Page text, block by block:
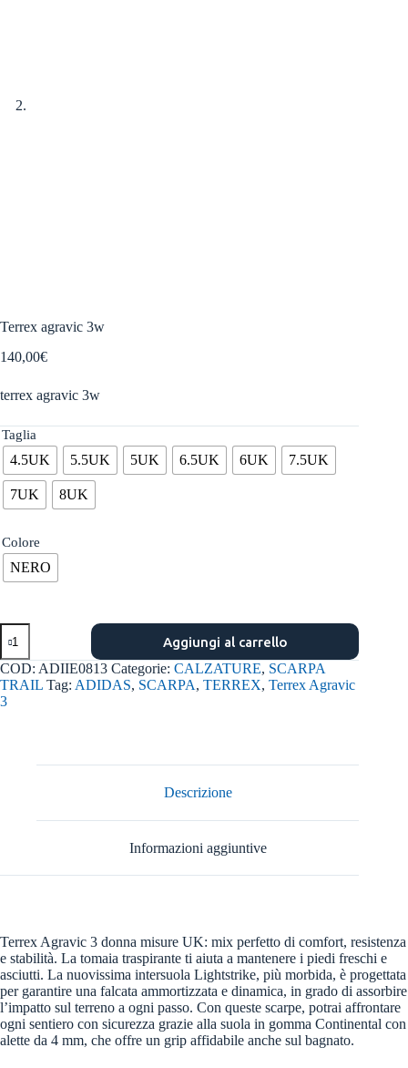
Terrex agravic 3w
140,00€
terrex agravic 3w
Taglia
4.5UK 5.5UK 5UK 6.5UK 6UK 7.5UK
7UK 8UK
Colore
NERO
Terrex
agravic
3w
quantità
Aggiungi al carrello
COD: ADIIE0813 Categorie: CALZATURE, SCARPA
TRAIL Tag: ADIDAS, SCARPA, TERREX, Terrex Agravic
3
Descrizione
Informazioni aggiuntive
Terrex Agravic 3 donna misure UK: mix perfetto di comfort, resistenza
e stabilità. La tomaia traspirante ti aiuta a mantenere i piedi freschi e
asciutti. La nuovissima intersuola Lightstrike, più morbida, è progettata
per garantire una falcata ammortizzata e dinamica, in grado di assorbire
l’impatto sul terreno a ogni passo. Con queste scarpe, potrai affrontare
ogni sentiero con sicurezza grazie alla suola in gomma Continental con
alette da 4 mm, che offre un grip affidabile anche sul bagnato.